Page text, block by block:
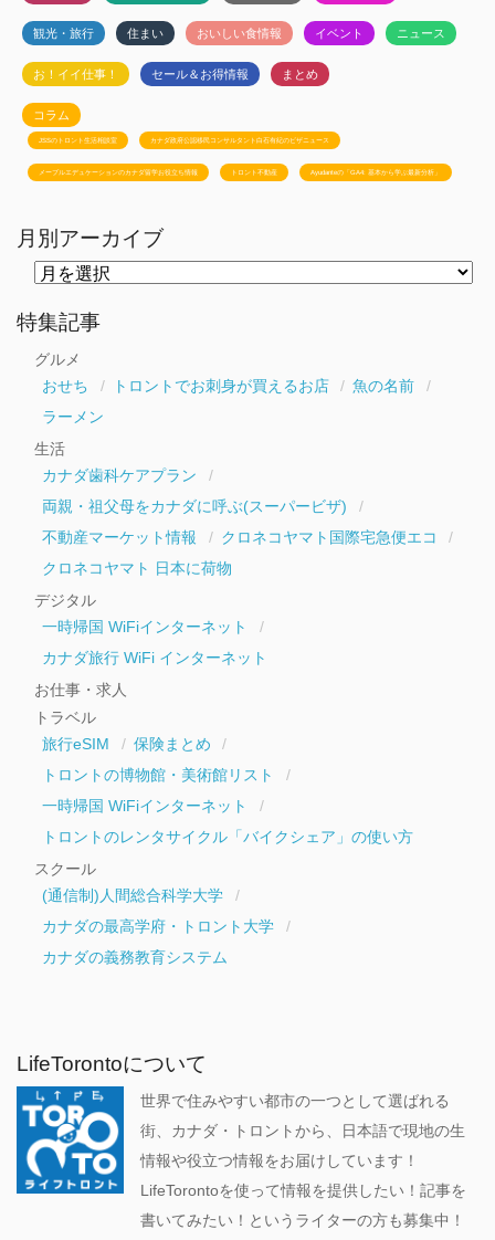
観光・旅行 住まい おいしい食情報 イベント ニュース
お！イイ仕事！ セール＆お得情報 まとめ
コラム
JSSのトロント生活相談室 カナダ政府公認移民コンサルタント白石有紀のビザニュース
メープルエデュケーションのカナダ留学お役立ち情報 トロント不動産 Ayudanteの「GA4: 基本から学ぶ最新分析」
月別アーカイブ
ー
カ
特集記事
グルメ
おせち
トロントでお刺身が買えるお店
魚の名前
ラーメン
生活
カナダ歯科ケアプラン
両親・祖父母をカナダに呼ぶ(スーパービザ)
不動産マーケット情報
クロネコヤマト国際宅急便エコ
クロネコヤマト 日本に荷物
デジタル
一時帰国 WiFiインターネット
カナダ旅行 WiFi インターネット
お仕事・求人
トラベル
旅行eSIM
保険まとめ
トロントの博物館・美術館リスト
一時帰国 WiFiインターネット
トロントのレンタサイクル「バイクシェア」の使い方
スクール
(通信制)人間総合科学大学
カナダの最高学府・トロント大学
カナダの義務教育システム
LifeTorontoについて
世界で住みやすい都市の一つとして選ばれる
街、カナダ・トロントから、日本語で現地の生
情報や役立つ情報をお届けしています！
LifeTorontoを使って情報を提供したい！記事を
書いてみたい！というライターの方も募集中！